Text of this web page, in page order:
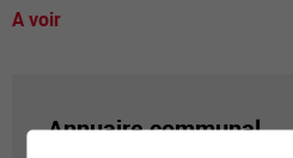
A voir
Annuaire communal